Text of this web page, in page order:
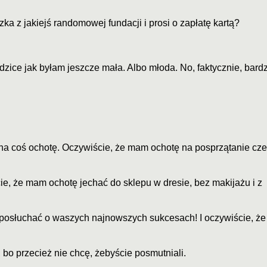
z jakiejś randomowej fundacji i prosi o zapłatę kartą?
jak byłam jeszcze mała. Albo młoda. No, faktycznie,
coś ochotę. Oczywiście, że mam ochotę na posprzątanie
że mam ochotę jechać do sklepu w dresie, bez makijażu i z
o waszych najnowszych sukcesach! I oczywiście,
przecież nie chcę, żebyście posmutniali.